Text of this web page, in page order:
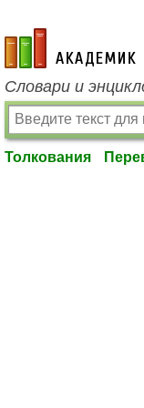
academic.ru
Словари и
Толкования